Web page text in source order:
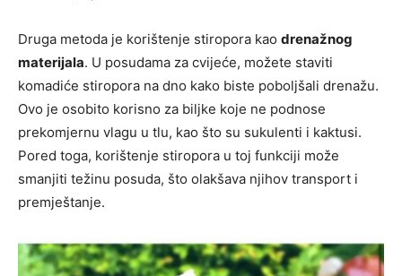
Druga metoda je korištenje stiropora kao drenažnog
materijala. U posudama za cvijeće, možete staviti
komadiće stiropora na dno kako biste poboljšali drenažu.
Ovo je osobito korisno za biljke koje ne podnose
prekomjernu vlagu u tlu, kao što su sukulenti i kaktusi.
Pored toga, korištenje stiropora u toj funkciji može
smanjiti težinu posuda, što olakšava njihov transport i
premještanje.